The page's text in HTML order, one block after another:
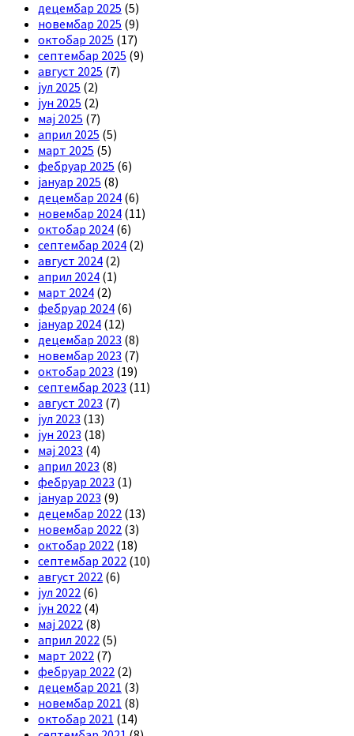
децембар 2025 (5)
новембар 2025 (9)
октобар 2025 (17)
септембар 2025 (9)
август 2025 (7)
јул 2025 (2)
јун 2025 (2)
мај 2025 (7)
април 2025 (5)
март 2025 (5)
фебруар 2025 (6)
јануар 2025 (8)
децембар 2024 (6)
новембар 2024 (11)
октобар 2024 (6)
септембар 2024 (2)
август 2024 (2)
април 2024 (1)
март 2024 (2)
фебруар 2024 (6)
јануар 2024 (12)
децембар 2023 (8)
новембар 2023 (7)
октобар 2023 (19)
септембар 2023 (11)
август 2023 (7)
јул 2023 (13)
јун 2023 (18)
мај 2023 (4)
април 2023 (8)
фебруар 2023 (1)
јануар 2023 (9)
децембар 2022 (13)
новембар 2022 (3)
октобар 2022 (18)
септембар 2022 (10)
август 2022 (6)
јул 2022 (6)
јун 2022 (4)
мај 2022 (8)
април 2022 (5)
март 2022 (7)
фебруар 2022 (2)
децембар 2021 (3)
новембар 2021 (8)
октобар 2021 (14)